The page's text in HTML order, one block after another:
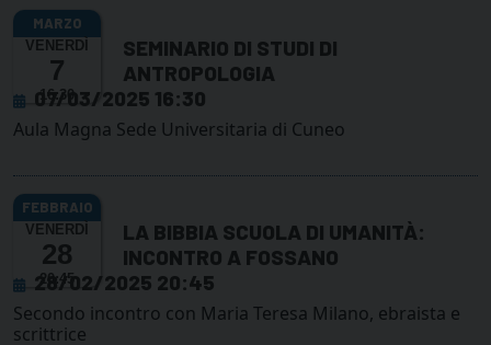
VENERDÌ
7
16:30
SEMINARIO DI STUDI DI
ANTROPOLOGIA
07/03/2025 16:30
Aula Magna Sede Universitaria di Cuneo
VENERDÌ
28
20:45
LA BIBBIA SCUOLA DI UMANITÀ:
INCONTRO A FOSSANO
28/02/2025 20:45
Secondo incontro con Maria Teresa Milano, ebraista e
scrittrice